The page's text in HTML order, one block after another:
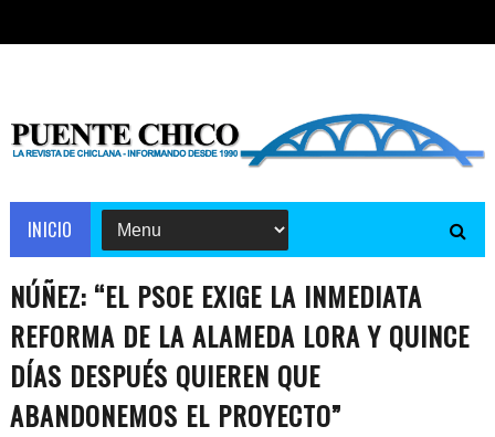
INICIO
NÚÑEZ: “EL PSOE EXIGE LA INMEDIATA
REFORMA DE LA ALAMEDA LORA Y QUINCE
DÍAS DESPUÉS QUIEREN QUE
ABANDONEMOS EL PROYECTO”